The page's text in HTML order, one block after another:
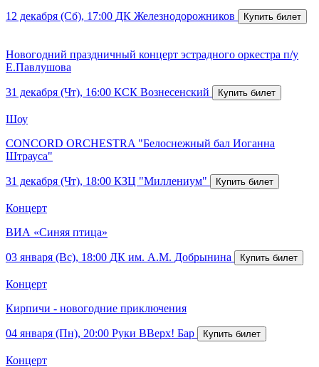
12 декабря (Сб), 17:00 ДК Железнодорожников
Новогодний праздничный концерт эстрадного оркестра п/у
Е.Павлушова
31 декабря (Чт), 16:00 КСК Вознесенский
Шоу
CONCORD ORCHESTRA "Белоснежный бал Иоганна
Штрауса"
31 декабря (Чт), 18:00 КЗЦ "Миллениум"
Концерт
ВИА «Синяя птица»
03 января (Вс), 18:00 ДК им. А.М. Добрынина
Концерт
Кирпичи - новогодние приключения
04 января (Пн), 20:00 Руки ВВерх! Бар
Концерт